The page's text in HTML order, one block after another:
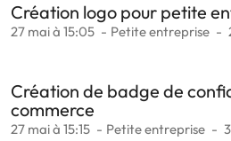
Création logo pour petite
27 mai à 15:05 Petite entreprise
Création de badge de
commerce
27 mai à 15:15 Petite entreprise 3